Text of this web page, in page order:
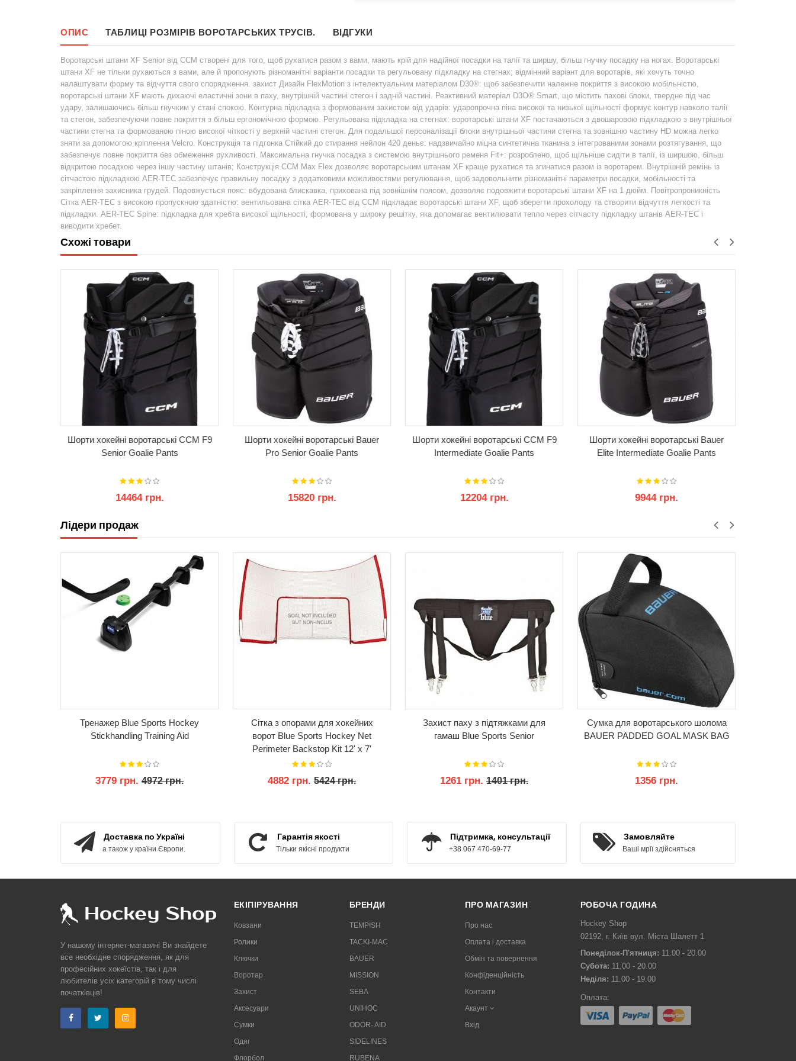
ОПИС ТАБЛИЦІ РОЗМІРІВ ВОРОТАРСЬКИХ ТРУСІВ. ВІДГУКИ
Воротарські штани XF Senior від CCM створені для того, щоб рухатися разом з вами, мають крій для надійної посадки на талії та ширшу, більш гнучку посадку на ногах. Воротарські
штани XF не тільки рухаються з вами, але й пропонують різноманітні варіанти посадки та регульовану підкладку на стегнах; відмінний варіант для воротарів, які хочуть точно
налаштувати форму та відчуття свого спорядження. захист Дизайн FlexMotion з інтелектуальним матеріалом D30®: щоб забезпечити належне покриття з високою мобільністю,
воротарські штани XF мають дихаючі еластичні зони в паху, внутрішній частині стегон і задній частині. Реактивний матеріал D3O® Smart, що містить пахові блоки, твердне під час
удару, залишаючись більш гнучким у стані спокою. Контурна підкладка з формованим захистом від ударів: ударопрочна піна високої та низької щільності формує контур навколо талії
та стегон, забезпечуючи повне покриття з більш ергономічною формою. Регульована підкладка на стегнах: воротарські штани XF постачаються з двошаровою підкладкою з внутрішньої
частини стегна та формованою піною високої чіткості у верхній частині стегон. Для подальшої персоналізації блоки внутрішньої частини стегна та зовнішню частину HD можна легко
зняти за допомогою кріплення Velcro. Конструкція та підгонка Стійкий до стирання нейлон 420 деньє: надзвичайно міцна синтетична тканина з інтегрованими зонами розтягування, що
забезпечує повне покриття без обмеження рухливості. Максимальна гнучка посадка з системою внутрішнього ременя Fit+: розроблено, щоб щільніше сидіти в талії, із ширшою, більш
відкритою посадкою через іншу частину штанів; Конструкція CCM Max Flex дозволяє воротарським штанам XF краще рухатися та згинатися разом із воротарем. Внутрішній ремінь із
сітчастою підкладкою AER-TEC забезпечує правильну посадку з додатковими можливостями регулювання, щоб задовольнити різноманітні параметри посадки, мобільності та
закріплення захисника грудей. Подовжується пояс: вбудована блискавка, прихована під зовнішнім поясом, дозволяє подовжити воротарські штани XF на 1 дюйм. Повітропроникність
Сітка AER-TEC з високою пропускною здатністю: вентильована сітка AER-TEC від CCM підкладає воротарські штани XF, щоб зберегти прохолоду та створити відчуття легкості та
підкладки. AER-TEC Spine: підкладка для хребта високої щільності, формована у широку решітку, яка допомагає вентилювати тепло через сітчасту підкладку штанів AER-TEC і
виводити хребет.
Схожі товари
Шорти хокейні воротарські CCM F9
Senior Goalie Pants
14464 грн.
Шорти хокейні воротарські Bauer
Pro Senior Goalie Pants
15820 грн.
Шорти хокейні воротарські CCM F9
Intermediate Goalie Pants
12204 грн.
Шорти хокейні воротарські Bauer
Elite Intermediate Goalie Pants
9944 грн.
Лідери продаж
Тренажер Blue Sports Hockey
Stickhandling Training Aid
3779 грн. 4972 грн.
Сітка з опорами для хокейних
ворот Blue Sports Hockey Net
Perimeter Backstop Kit 12' x 7'
Netting Protective Goal
4882 грн. 5424 грн.
Захист паху з підтяжками для
гамаш Blue Sports Senior
1261 грн. 1401 грн.
Сумка для воротарського шолома
BAUER PADDED GOAL MASK BAG
1356 грн.
Доставка по Україні
а також у країни Європи.
Гарантія якості
Тільки якісні продукти
Підтримка, консультації
+38 067 470-69-77
Замовляйте
Ваші мрії здійсняться
У нашому інтернет-магазині Ви знайдете
все необхідне спорядження, як для
професійних хокеїстів, так і для
любителів усіх категорій в тому числі
початківців!
ЕКІПІРУВАННЯ
Ковзани
Ролики
Ключки
Воротар
Захист
Аксесуари
Сумки
Одяг
Флорбол
БРЕНДИ
TEMPISH
TACKI-MAC
BAUER
MISSION
SEBA
UNIHOC
ODOR- AID
SIDELINES
RUBENA
ПРО МАГАЗИН
Про нас
Оплата і доставка
Обмін та повернення
Конфіденційність
Контакти
Акаунт
Вхід
РОБОЧА ГОДИНА
Hockey Shop
02192, г. Київ вул. Міста Шалетт 1
Понеділок-П'ятниця: 11.00 - 20.00
Субота: 11.00 - 20.00
Неділя: 11.00 - 19.00
Оплата: